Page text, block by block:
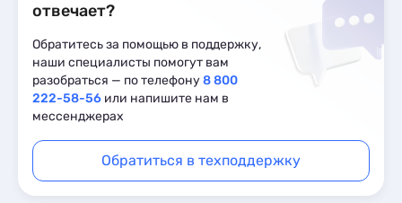
отвечает?
Обратитесь за помощью в поддержку,
наши специалисты помогут вам
разобраться — по телефону8 800
222-58-56 или напишите нам в
мессенджерах
Обратиться в техподдержку